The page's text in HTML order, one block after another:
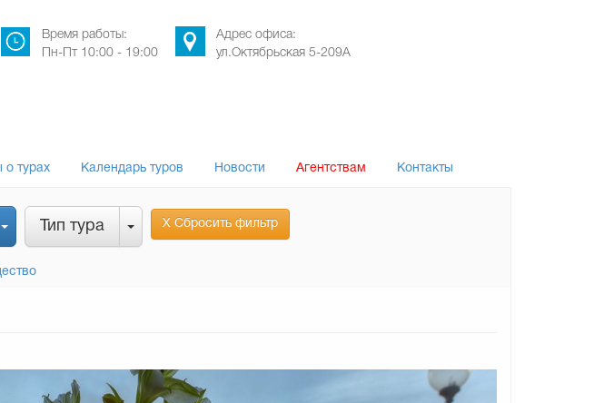
Время работы:
Пн-Пт 10:00 - 19:00
Адрес офиса:
ул.Октябрьская 5-209А
о турах Календарь туров Новости Агентствам Контакты
Тип тура Х Сбросить фильтр